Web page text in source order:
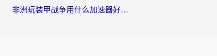
非洲玩装甲战争用什么加速器好？海外党亲测有效的国服游戏加速方案